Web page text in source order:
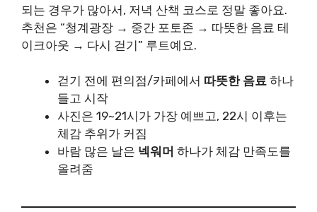
되는 경우가 많아서, 저녁 산책 코스로 정말 좋아요.
추천은 “청계광장 → 중간 포토존 → 따뜻한 음료 테
이크아웃 → 다시 걷기” 루트예요.
걷기 전에 편의점/카페에서 따뜻한 음료 하나
들고 시작
사진은 19~21시가 가장 예쁘고, 22시 이후는
체감 추위가 커짐
바람 많은 날은 넥워머 하나가 체감 만족도를
올려줌